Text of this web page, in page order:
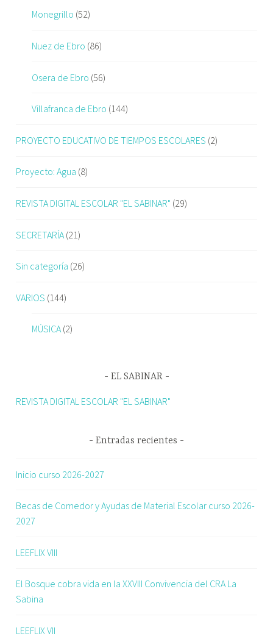
Monegrillo (52)
Nuez de Ebro (86)
Osera de Ebro (56)
Villafranca de Ebro (144)
PROYECTO EDUCATIVO DE TIEMPOS ESCOLARES (2)
Proyecto: Agua (8)
REVISTA DIGITAL ESCOLAR "EL SABINAR" (29)
SECRETARÍA (21)
Sin categoría (26)
VARIOS (144)
MÚSICA(2)
EL SABINAR
REVISTA DIGITAL ESCOLAR "EL SABINAR"
Entradas recientes
Inicio curso 2026-2027
Becas de Comedor y Ayudas de Material Escolar curso 2026-
2027
LEEFLIX VIII
El Bosque cobra vida en la XXVIII Convivencia del CRA La
Sabina
LEEFLIX VII